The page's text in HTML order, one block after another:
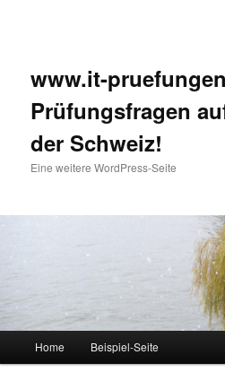
www.it-
Prüfungsfragen
der Schweiz!
Eine weitere WordPress-Seite
Zum Inhalt wechseln
Zum sekundären Inhalt wechseln
Home Beispiel-Seite